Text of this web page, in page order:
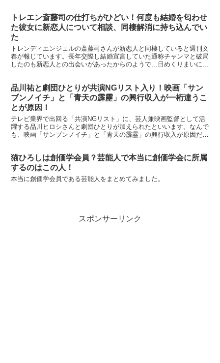
トレエン斎藤司の仕打ちがひどい！何度も結婚を匂わせ
た彼女に新恋人について相談、同棲解消に持ち込んでい
た
トレンディエンジェルの斎藤司さんが新恋人と同棲していると週刊文
春が報じています。長年交際し結婚宣言していた通称チャンマと破局
したのも新恋人との出会いがあったからのようで…日めくりまいに
品川祐と劇団ひとりが共演NGリスト入り！映画「サン
ブンノイチ」と「青天の霹靂」の興行収入が一桁違うこ
とが原因！
テレビ業界で出回る「共演NGリスト」に、芸人兼映画監督として活
躍する品川ヒロシさんと劇団ひとりが加えられたといいます。なんで
も、映画「サンブンノイチ」と「青天の霹靂」の興行収入が原因だと
猫ひろしは創価学会員？芸能人で本当に創価学会に所属
するのはこの人！
本当に創価学会員である芸能人をまとめてみました。
スポンサーリンク